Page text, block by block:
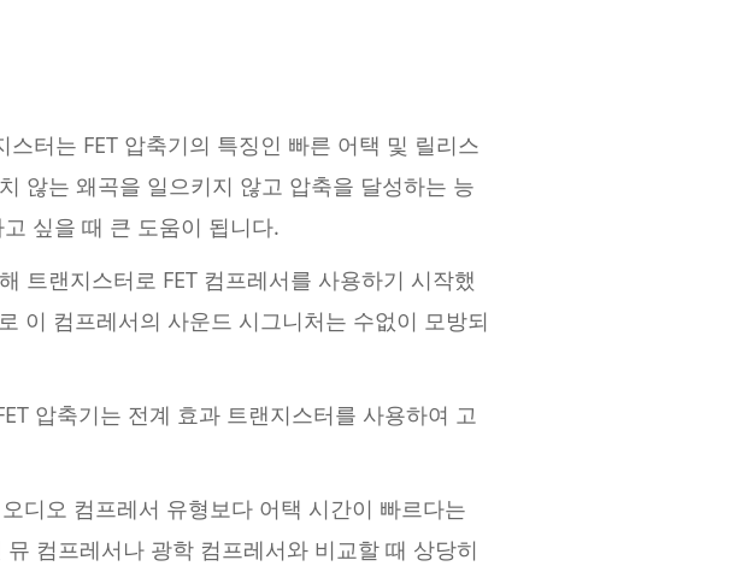
터는 FET 압축기의 특징인 빠른 어택 및 릴리스
않는 왜곡을 일으키지 않고 압축을 달성하는 능
싶을 때 큰 도움이 됩니다.
트랜지스터로 FET 컴프레서를 사용하기 시작했
이 컴프레서의 사운드 시그니처는 수없이 모방되
압축기는 전계 효과 트랜지스터를 사용하여 고
디오 컴프레서 유형보다 어택 시간이 빠르다는
컴프레서나 광학 컴프레서와 비교할 때 상당히